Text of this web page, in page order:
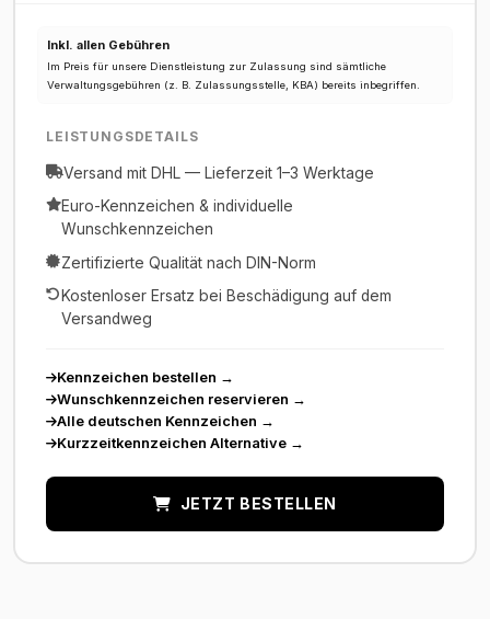
Inkl. allen Gebühren
Im Preis für unsere Dienstleistung zur Zulassung sind sämtliche
Verwaltungsgebühren (z. B. Zulassungsstelle, KBA) bereits inbegriffen.
LEISTUNGSDETAILS
Versand mit DHL — Lieferzeit 1–3 Werktage
Euro-Kennzeichen & individuelle
Wunschkennzeichen
Zertifizierte Qualität nach DIN-Norm
Kostenloser Ersatz bei Beschädigung auf dem
Versandweg
Kennzeichen bestellen →
Wunschkennzeichen reservieren →
Alle deutschen Kennzeichen →
Kurzzeitkennzeichen Alternative →
JETZT BESTELLEN